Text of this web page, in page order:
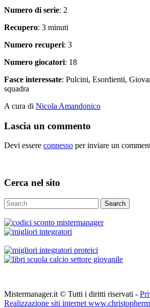
Numero di serie: 2
Recupero: 3 minuti
Numero recuperi: 3
Numero giocatori: 18
Fasce interessate: Pulcini, Esordienti,
squadra
A cura di Nicola Amandonico
Lascia un commento
Devi essere connesso per inviare un
Cerca nel sito
Search
Mistermanager.it © Tutti i diritti riservati -
Realizzazione siti internet